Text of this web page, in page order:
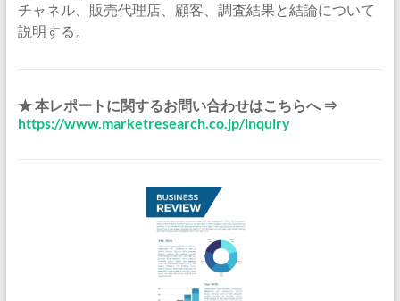
チャネル、販売代理店、顧客、調査結果と結論について
説明する。
★ 本レポートに関するお問い合わせはこちらへ ⇒
https://www.marketresearch.co.jp/inquiry